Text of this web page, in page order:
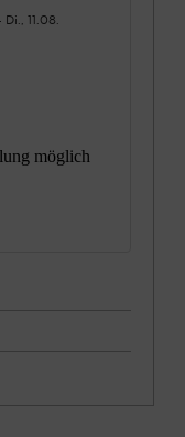
Di., 11.08.
möglich